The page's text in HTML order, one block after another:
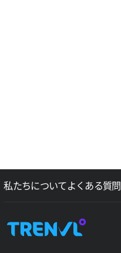
私たちについてよくある質問